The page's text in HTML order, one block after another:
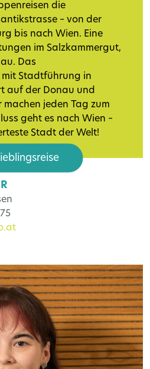
die
– von der
bis nach Wien. Eine
im Salzkammergut,
Das
Stadtführung in
auf der Donau und
machen jeden Tag zum
geht es nach Wien –
Stadt der Welt!